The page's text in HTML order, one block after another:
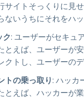
サイトそっくりに見
ないうちにそれをハ
ク: ユーザーがセキュ
とえば、ユーザーが
クトし、ユーザーの
トの乗っ取り: ハッカ
とえば、ハッカーが